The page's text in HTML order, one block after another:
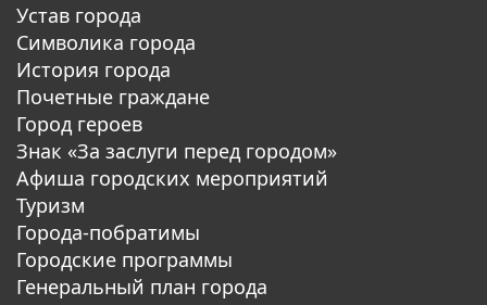
Устав города
Символика города
История города
Почетные граждане
Город героев
Знак «За заслуги перед городом»
Афиша городских мероприятий
Туризм
Города-побратимы
Городские программы
Генеральный план города